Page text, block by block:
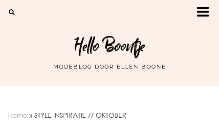
Hello Boontje
MODEBLOG DOOR ELLEN BOONE
Home » STYLE INSPIRATIE // OKTOBER